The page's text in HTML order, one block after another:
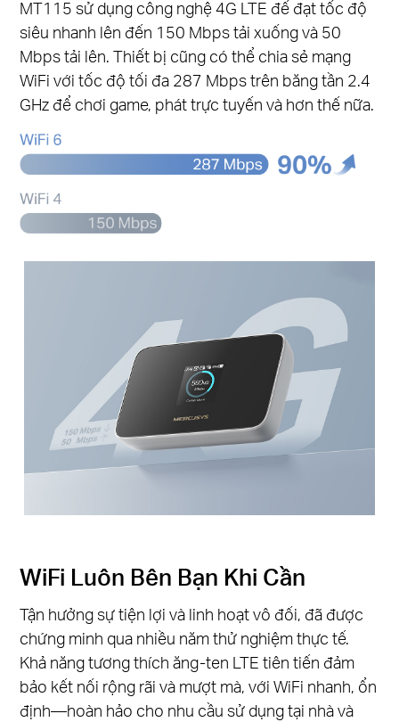
MT115 sử dụng công nghệ 4G LTE để đạt tốc độ
siêu nhanh lên đến 150 Mbps tải xuống và 50
Mbps tải lên. Thiết bị cũng có thể chia sẻ mạng
WiFi với tốc độ tối đa 287 Mbps trên băng tần 2.4
GHz để chơi game, phát trực tuyến và hơn thế nữa.
WiFi Luôn Bên Bạn Khi Cần
Tận hưởng sự tiện lợi và linh hoạt vô đối, đã được
chứng minh qua nhiều năm thử nghiệm thực tế.
Khả năng tương thích ăng-ten LTE tiên tiến đảm
bảo kết nối rộng rãi và mượt mà, với WiFi nhanh, ổn
định—hoàn hảo cho nhu cầu sử dụng tại nhà và